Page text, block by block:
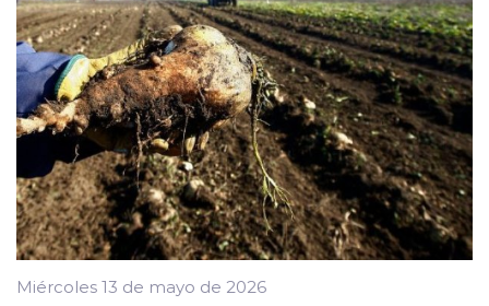
Miércoles 13 de mayo de 2026